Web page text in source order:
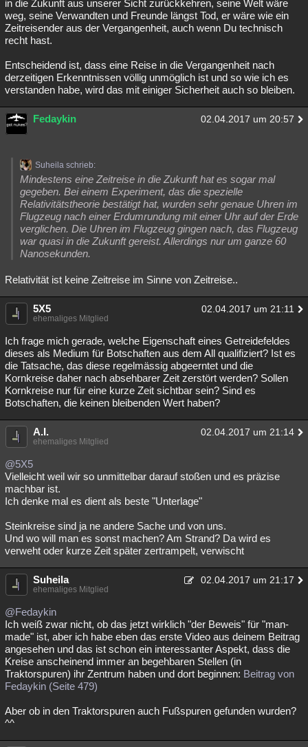
in die Zukunft aus unserer Sicht zurückkehren, seine Welt wäre
weg, seine Verwandten und Freunde längst Tod, er wäre wie ein
Zeitreisender aus der Vergangenheit, auch wenn Du technisch
recht hast.
Entscheidend ist, dass eine Reise in die Vergangenheit nach
derzeitigen Erkenntnissen völlig unmöglich ist und so wie ich es
verstanden habe, wird das mit einiger Sicherheit auch so bleiben.
Fedaykin 02.04.2017 um 20:57
Suheila schrieb:
Mindestens eine Zeitreise in die Zukunft hat es sogar mal
gegeben. Bei einem Experiment, das die spezielle
Relativitätstheorie bestätigt hat, wurden sehr genaue Uhren im
Flugzeug nach einer Erdumrundung mit einer Uhr auf der Erde
verglichen. Die Uhren im Flugzeug gingen nach, das Flugzeug
war quasi in die Zukunft gereist. Allerdings nur um ganze 60
Nanosekunden.
Relativität ist keine Zeitreise im Sinne von Zeitreise..
5X5 02.04.2017 um 21:11
ehemaliges Mitglied
Ich frage mich gerade, welche Eigenschaft eines Getreidefeldes
dieses als Medium für Botschaften aus dem All qualifiziert? Ist es
die Tatsache, das diese regelmässig abgeerntet und die
Kornkreise daher nach absehbarer Zeit zerstört werden? Sollen
Kornkreise nur für eine kurze Zeit sichtbar sein? Sind es
Botschaften, die keinen bleibenden Wert haben?
A.I. 02.04.2017 um 21:14
ehemaliges Mitglied
@5X5
Vielleicht weil wir so unmittelbar darauf stoßen und es präzise
machbar ist.
Ich denke mal es dient als beste "Unterlage"
Steinkreise sind ja ne andere Sache und von uns.
Und wo will man es sonst machen? Am Strand? Da wird es
verweht oder kurze Zeit später zertrampelt, verwischt
Suheila 02.04.2017 um 21:17
ehemaliges Mitglied
@Fedaykin
Ich weiß zwar nicht, ob das jetzt wirklich "der Beweis" für "man-
made" ist, aber ich habe eben das erste Video aus deinem Beitrag
angesehen und das ist schon ein interessanter Aspekt, dass die
Kreise anscheinend immer an begehbaren Stellen (in
Traktorspuren) ihr Zentrum haben und dort beginnen: Beitrag von
Fedaykin (Seite 479)
Aber ob in den Traktorspuren auch Fußspuren gefunden wurden?
^^